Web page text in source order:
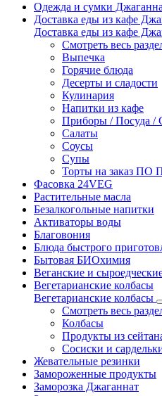
Одежда и сумки
Доставка еды из кафе
Доставка еды из кафе
Смотреть весь
Выпечка
Горячие блюда
Десерты и сладости
Кулинария
Напитки из кафе
Приборы / Посуда /
Салаты
Соусы
Супы
Торты на заказ
Фасовка 24VEG
Растительные масла
Безалкогольные напитки
Активаторы воды
Благовония
Блюда быстрого
Бытовая БИОхимия
Веганские и
Вегетарианские колбасы
Вегетарианские колбасы
Смотреть весь
Колбасы
Продукты из
Сосиски и
Жевательные резинки
Замороженные продукты
Заморозка Джаганнат